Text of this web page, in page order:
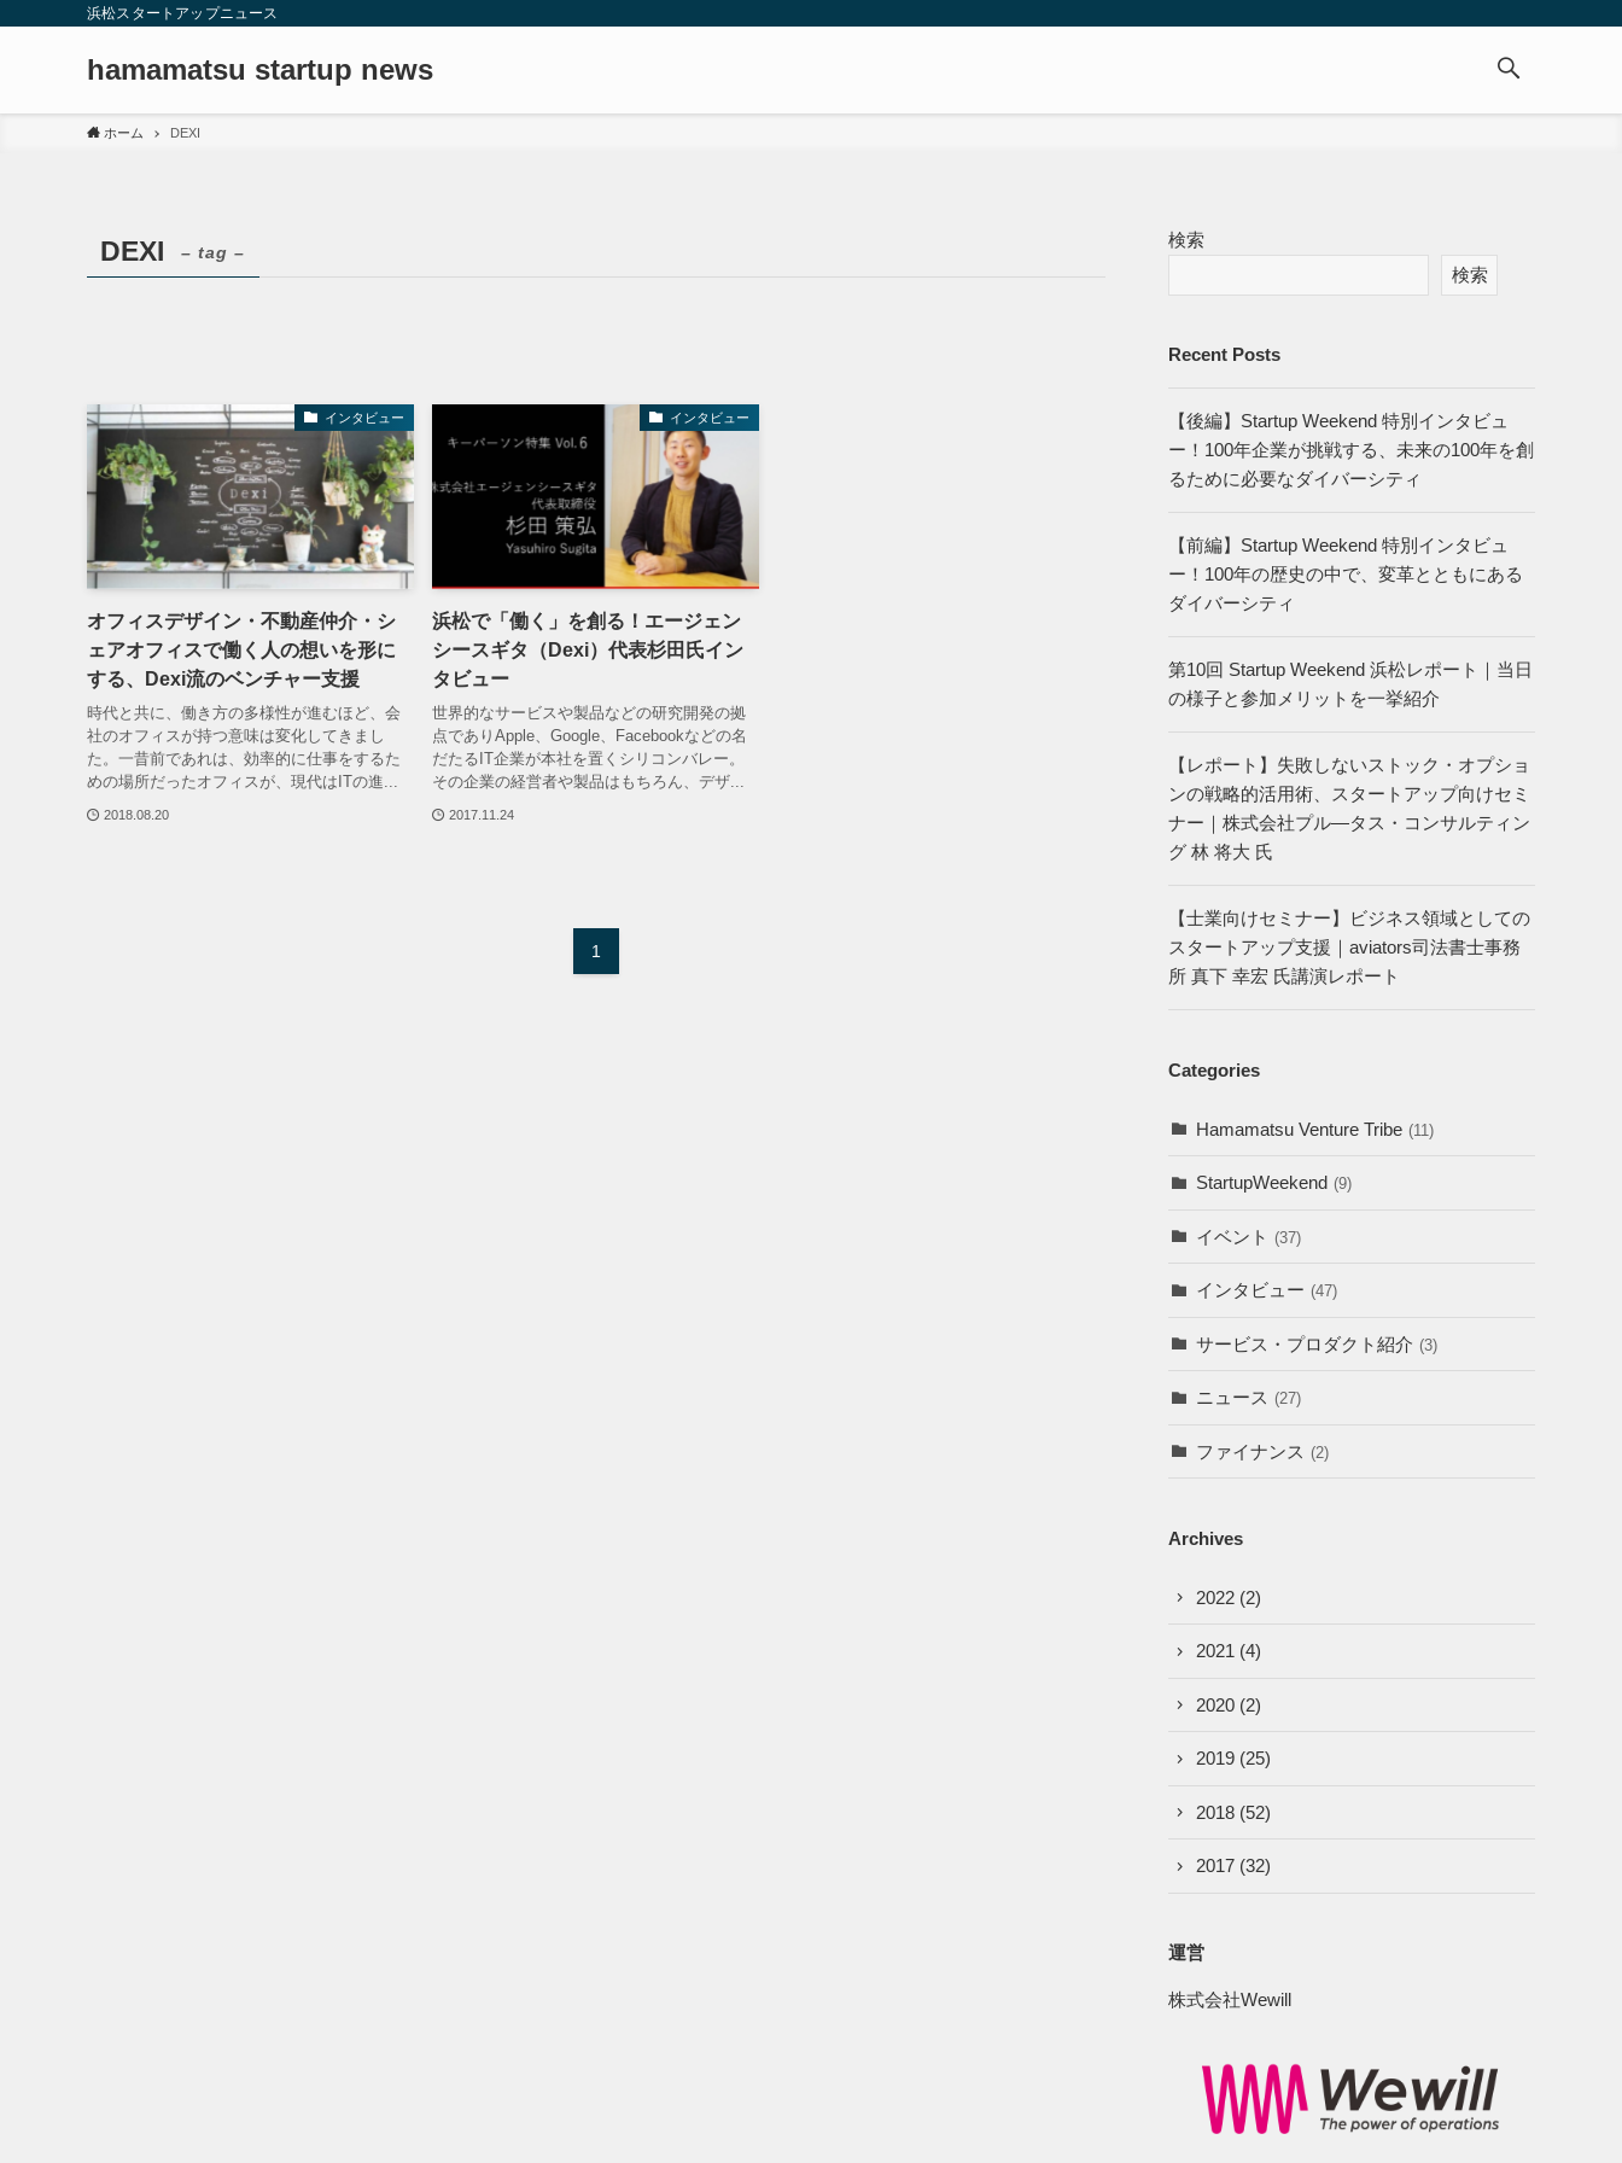
浜松スタートアップニュース
hamamatsu startup news
ホーム DEXI
DEXI – tag –
インタビュー
オフィスデザイン・不動産仲介・シ
ェアオフィスで働く人の想いを形に
する、Dexi流のベンチャー支援
時代と共に、働き方の多様性が進むほど、会
社のオフィスが持つ意味は変化してきまし
た。一昔前であれは、効率的に仕事をするた
めの場所だったオフィスが、現代はITの進...
2018.08.20
インタビュー
浜松で「働く」を創る！エージェン
シースギタ（Dexi）代表杉田氏イン
タビュー
世界的なサービスや製品などの研究開発の拠
点でありApple、Google、Facebookなどの名
だたるIT企業が本社を置くシリコンバレー。
その企業の経営者や製品はもちろん、デザ...
2017.11.24
1
検索
検索
Recent Posts
【後編】Startup Weekend 特別インタビュ
ー！100年企業が挑戦する、未来の100年を創
るために必要なダイバーシティ
【前編】Startup Weekend 特別インタビュ
ー！100年の歴史の中で、変革とともにある
ダイバーシティ
第10回 Startup Weekend 浜松レポート｜当日
の様子と参加メリットを一挙紹介
【レポート】失敗しないストック・オプショ
ンの戦略的活用術、スタートアップ向けセミ
ナー｜株式会社プル―タス・コンサルティン
グ 林 将大 氏
【士業向けセミナー】ビジネス領域としての
スタートアップ支援｜aviators司法書士事務
所 真下 幸宏 氏講演レポート
Categories
Hamamatsu Venture Tribe (11)
StartupWeekend (9)
イベント (37)
インタビュー (47)
サービス・プロダクト紹介 (3)
ニュース (27)
ファイナンス (2)
Archives
2022(2)
2021 (4)
2020(2)
2019(25)
2018(52)
2017(32)
運営
株式会社Wewill